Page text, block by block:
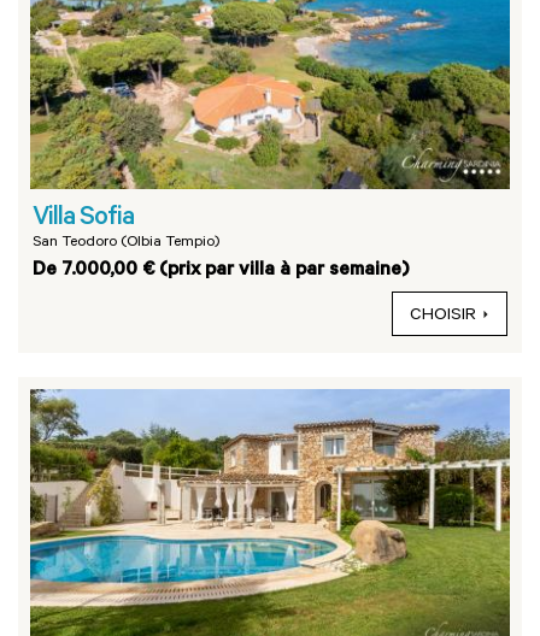
Villa Sofia
San Teodoro (Olbia Tempio)
De 7.000,00 € (prix par villa à par semaine)
CHOISIR